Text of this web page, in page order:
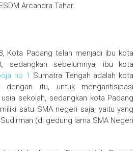
Arcandra Tahar.
Kota Padang telah menjadi ibu kota
sedangkan sebelumnya, ibu kota
no 1
Sumatra Tengah adalah kota
dengan itu, untuk mengantisipasi
sekolah, sedangkan kota Padang
satu SMA negeri saja, yaitu yang
(di gedung lama SMA Negeri